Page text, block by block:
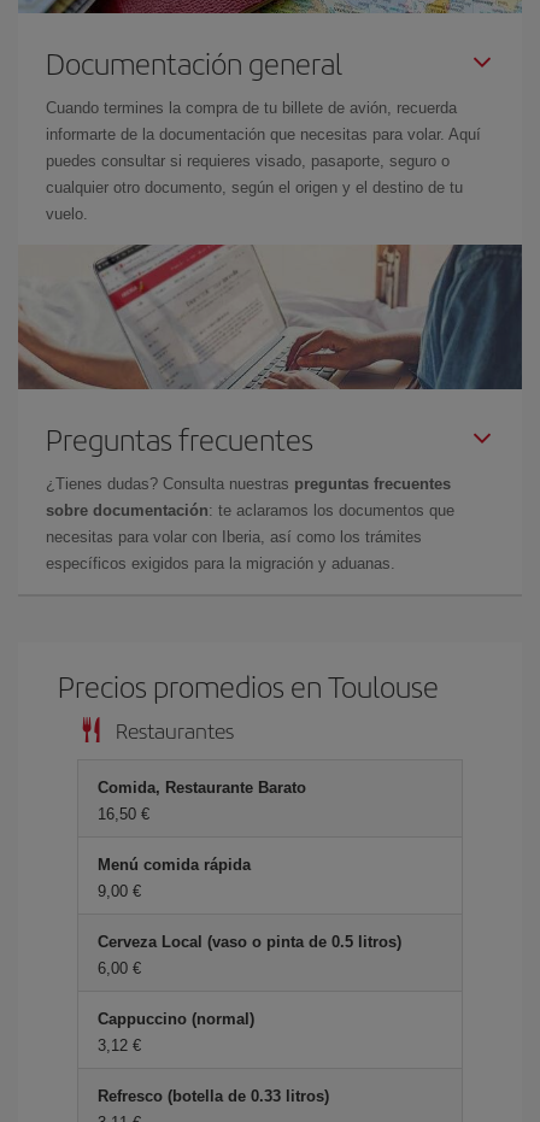
Documentación general
Cuando termines la compra de tu billete de avión, recuerda
informarte de la documentación que necesitas para volar. Aquí
puedes consultar si requieres visado, pasaporte, seguro o
cualquier otro documento, según el origen y el destino de tu
vuelo.
Preguntas frecuentes
¿Tienes dudas? Consulta nuestras preguntas frecuentes
sobre documentación: te aclaramos los documentos que
necesitas para volar con Iberia, así como los trámites
específicos exigidos para la migración y aduanas.
Precios promedios en Toulouse
Restaurantes
Comida, Restaurante Barato
16,50 €
Menú comida rápida
9,00 €
Cerveza Local (vaso o pinta de 0.5 litros)
6,00 €
Cappuccino (normal)
3,12 €
Refresco (botella de 0.33 litros)